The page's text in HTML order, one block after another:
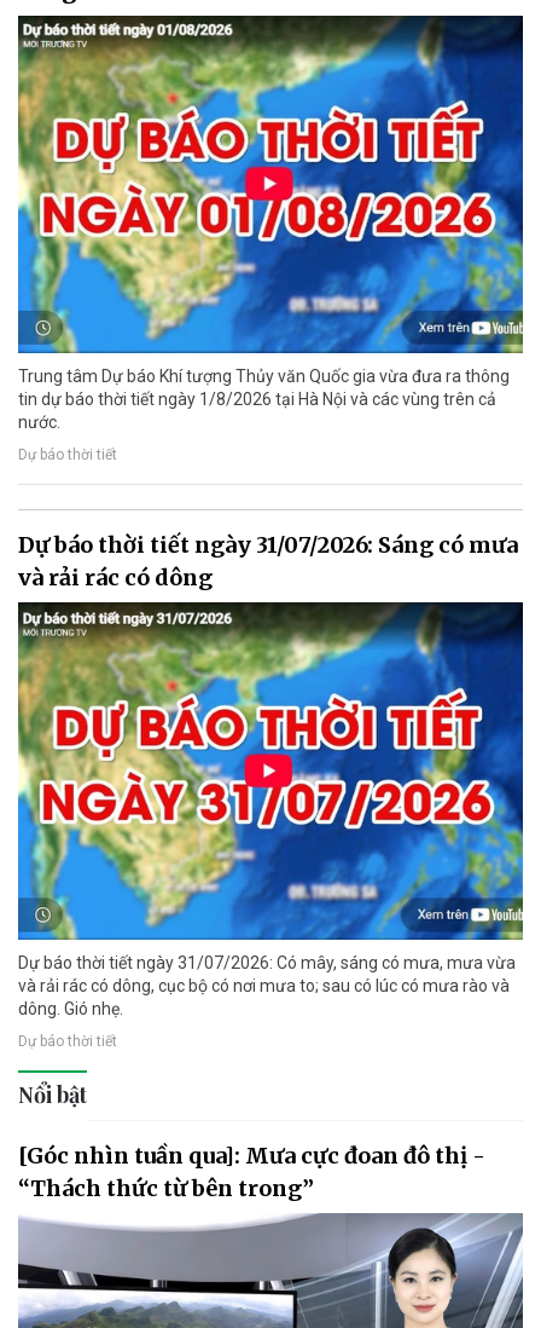
Trung tâm Dự báo Khí tượng Thủy văn Quốc gia vừa đưa ra thông
tin dự báo thời tiết ngày 1/8/2026 tại Hà Nội và các vùng trên cả
nước.
Dự báo thời tiết
Dự báo thời tiết ngày 31/07/2026: Sáng có mưa
và rải rác có dông
Dự báo thời tiết ngày 31/07/2026: Có mây, sáng có mưa, mưa vừa
và rải rác có dông, cục bộ có nơi mưa to; sau có lúc có mưa rào và
dông. Gió nhẹ.
Dự báo thời tiết
Nổi bật
[Góc nhìn tuần qua]: Mưa cực đoan đô thị -
“Thách thức từ bên trong”